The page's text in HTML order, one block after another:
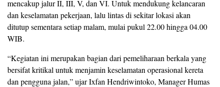
mencakup jalur II, III, V, dan VI. Untuk mendukung kelancaran
dan keselamatan pekerjaan, lalu lintas di sekitar lokasi akan
ditutup sementara setiap malam, mulai pukul 22.00 hingga 04.00
WIB.
“Kegiatan ini merupakan bagian dari pemeliharaan berkala yang
bersifat kritikal untuk menjamin keselamatan operasional kereta
dan pengguna jalan,” ujar Ixfan Hendriwintoko, Manager Humas